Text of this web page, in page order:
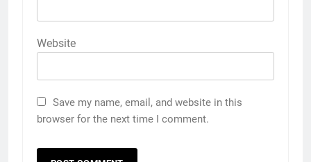
Website
Save my name, email, and website in this
browser for the next time I comment.